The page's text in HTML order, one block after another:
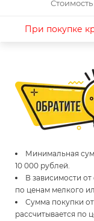
При покупке
Минимальная
10 000 рублей.
В зависимости от
по ценам мелкого
Сумма покупки
рассчитывается по